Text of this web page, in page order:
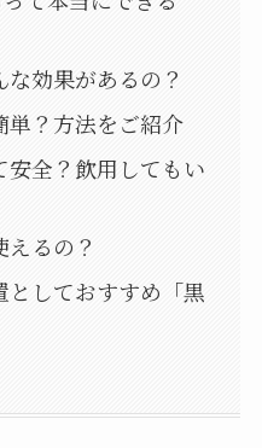
効果があるの？
？方法をご紹介
全？飲用してもい
るの？
しておすすめ「黒